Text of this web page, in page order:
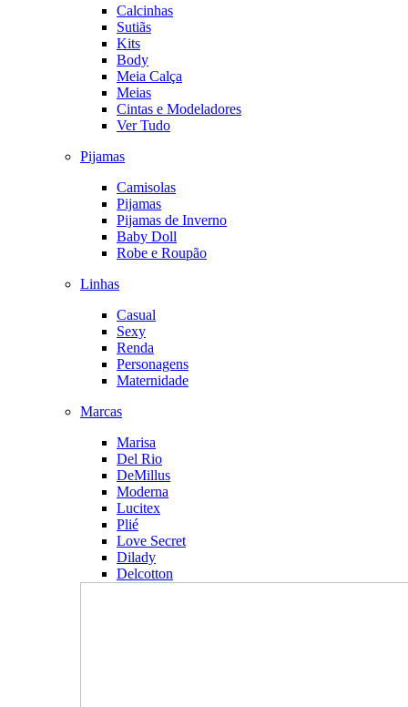
Calcinhas
Sutiãs
Kits
Body
Meia Calça
Meias
Cintas e Modeladores
Ver Tudo
Pijamas
Camisolas
Pijamas
Pijamas de Inverno
Baby Doll
Robe e Roupão
Linhas
Casual
Sexy
Renda
Personagens
Maternidade
Marcas
Marisa
Del Rio
DeMillus
Moderna
Lucitex
Plié
Love Secret
Dilady
Delcotton